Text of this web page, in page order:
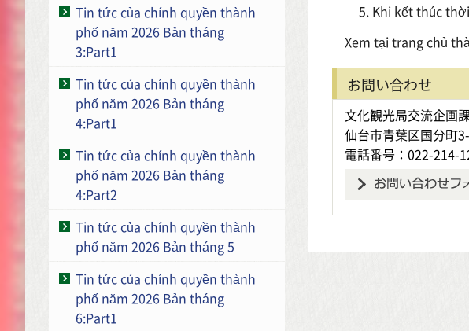
Tin tức của chính quyền thành
phố năm 2026 Bản tháng
3:Part1
Tin tức của chính quyền thành
phố năm 2026 Bản tháng
4:Part1
Tin tức của chính quyền thành
phố năm 2026 Bản tháng
4:Part2
Tin tức của chính quyền thành
phố năm 2026 Bản tháng 5
Tin tức của chính quyền thành
phố năm 2026 Bản tháng
6:Part1
Khi kết thúc
Xem tại trang chủ
お問い合わせ
文化観光局交流企画課
仙台市青葉区国分町
電話番号：022-214-